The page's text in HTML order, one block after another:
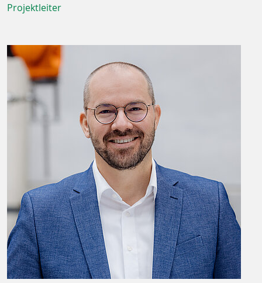
Projektleiter